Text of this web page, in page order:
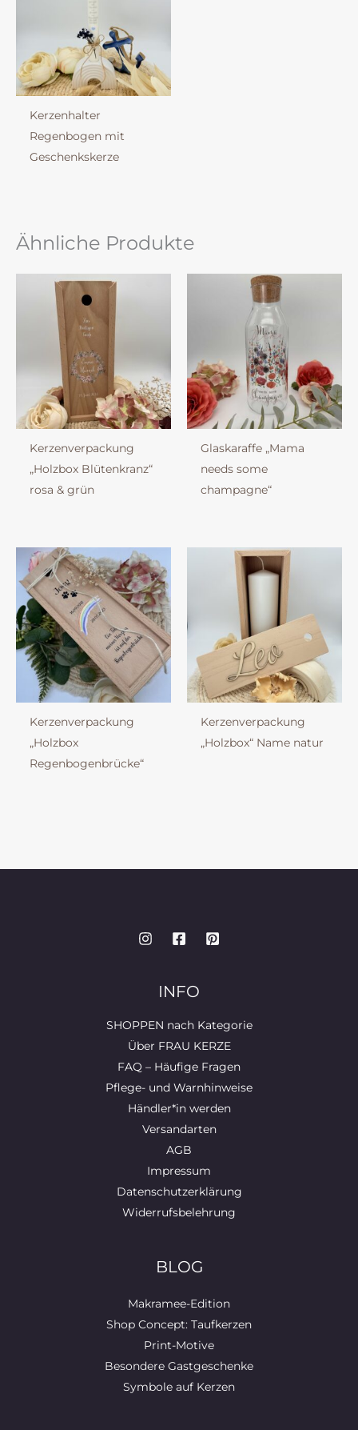
Kerzenhalter
Regenbogen mit
Geschenkskerze
Ähnliche Produkte
Kerzenverpackung
„Holzbox Blütenkranz“
rosa & grün
Glaskaraffe „Mama
needs some
champagne“
Kerzenverpackung
„Holzbox
Regenbogenbrücke“
Kerzenverpackung
„Holzbox“ Name natur
INFO
SHOPPEN nach Kategorie
Über FRAU KERZE
FAQ – Häufige Fragen
Pflege- und Warnhinweise
Händler*in werden
Versandarten
AGB
Impressum
Datenschutzerklärung
Widerrufsbelehrung
BLOG
Makramee-Edition
Shop Concept: Taufkerzen
Print-Motive
Besondere Gastgeschenke
Symbole auf Kerzen